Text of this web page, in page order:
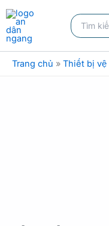
Nhảy
tới
nội
dung
Tìm
kiếm:
kiếm
Trang chủ » Thiết bị vệ